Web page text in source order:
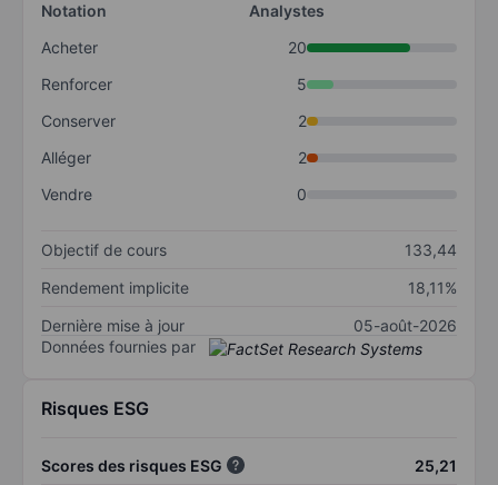
Notation
Analystes
Acheter
20
Renforcer
5
Conserver
2
Alléger
2
Vendre
0
Objectif de cours
133,44
Rendement implicite
18,11%
Dernière mise à jour
05-août-2026
Données fournies par
Risques ESG
Scores des risques ESG
25,21